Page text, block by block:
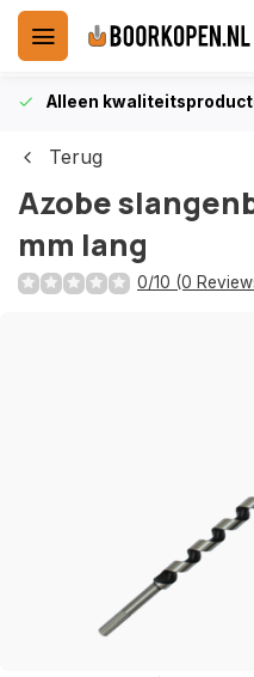
Alleen
Terug
Azobe
mm lang
0/10 (0